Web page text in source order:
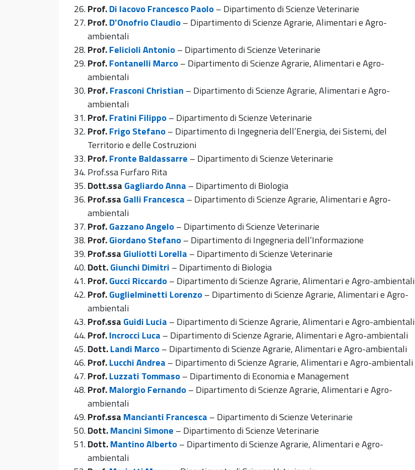
Prof.Di Iacovo Francesco Paolo– Dipartimento di Scienze Veterinarie
Prof.D’Onofrio Claudio– Dipartimento di Scienze Agrarie, Alimentari e Agro-
ambientali
Prof.Felicioli Antonio– Dipartimento di Scienze Veterinarie
Prof.Fontanelli Marco– Dipartimento di Scienze Agrarie, Alimentari e Agro-
ambientali
Prof.Frasconi Christian – Dipartimento di Scienze Agrarie, Alimentari e Agro-
ambientali
Prof.Fratini Filippo– Dipartimento di Scienze Veterinarie
Prof.Frigo Stefano– Dipartimento di Ingegneria dell’Energia, dei Sistemi, del
Territorio e delle Costruzioni
Prof.Fronte Baldassarre – Dipartimento di Scienze Veterinarie
Prof.ssa Furfaro Rita
Dott.ssa Gagliardo Anna – Dipartimento di Biologia
Prof.ssa Galli Francesca – Dipartimento di Scienze Agrarie, Alimentari e Agro-
ambientali
Prof.Gazzano Angelo– Dipartimento di Scienze Veterinarie
Prof.Giordano Stefano– Dipartimento di Ingegneria dell’Informazione
Prof.ssa Giuliotti Lorella – Dipartimento di Scienze Veterinarie
Dott.Giunchi Dimitri – Dipartimento di Biologia
Prof.Gucci Riccardo– Dipartimento di Scienze Agrarie, Alimentari e Agro-ambientali
Prof.Guglielminetti Lorenzo– Dipartimento di Scienze Agrarie, Alimentari e Agro-
ambientali
Prof.ssa Guidi Lucia – Dipartimento di Scienze Agrarie, Alimentari e Agro-ambientali
Prof.Incrocci Luca – Dipartimento di Scienze Agrarie, Alimentari e Agro-ambientali
Dott.Landi Marco– Dipartimento di Scienze Agrarie, Alimentari e Agro-ambientali
Prof.Lucchi Andrea – Dipartimento di Scienze Agrarie, Alimentari e Agro-ambientali
Prof.Luzzati Tommaso– Dipartimento di Economia e Management
Prof.Malorgio Fernando– Dipartimento di Scienze Agrarie, Alimentari e Agro-
ambientali
Prof.ssa Mancianti Francesca – Dipartimento di Scienze Veterinarie
Dott.Mancini Simone – Dipartimento di Scienze Veterinarie
Dott.Mantino Alberto– Dipartimento di Scienze Agrarie, Alimentari e Agro-
ambientali